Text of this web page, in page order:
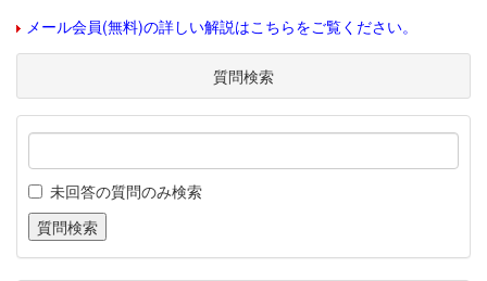
メール会員(無料)の詳しい解説はこちらをご覧ください。
質問検索
未回答の質問のみ検索